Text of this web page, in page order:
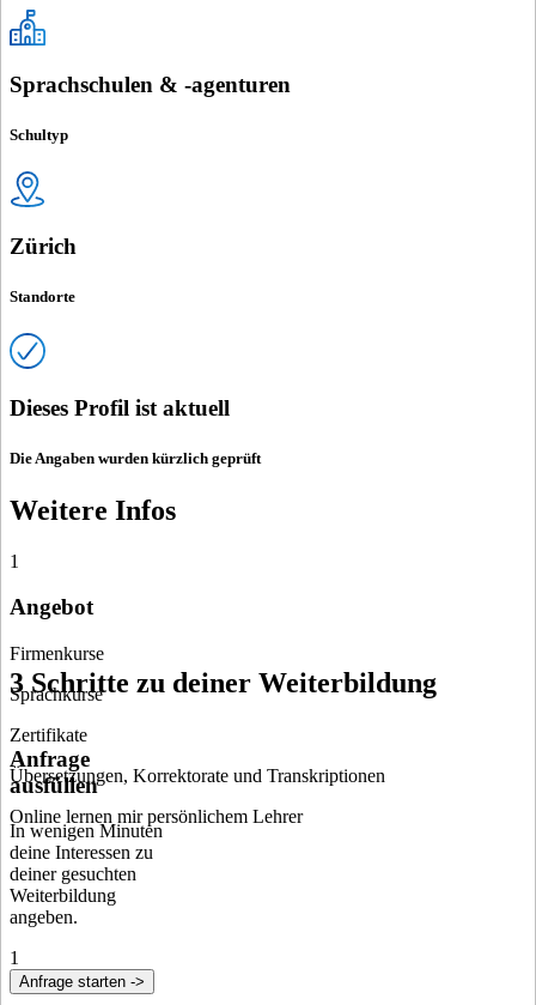
Sprachschulen & -agenturen
Schultyp
Zürich
Standorte
Dieses Profil ist aktuell
Die Angaben wurden kürzlich geprüft
Weitere Infos
1
Angebot
Firmenkurse
Sprachkurse
Zertifikate
Übersetzungen, Korrektorate und Transkriptionen
Online lernen mir persönlichem Lehrer
3 Schritte zu deiner Weiterbildung
Anfrage
ausfüllen
In wenigen Minuten
deine Interessen zu
deiner gesuchten
Weiterbildung
angeben.
1
Anfrage starten ->